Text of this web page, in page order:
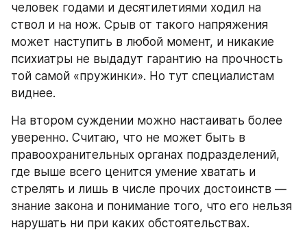
человек годами и десятилетиями ходил на
ствол и на нож. Срыв от такого напряжения
может наступить в любой момент, и никакие
психиатры не выдадут гарантию на прочность
той самой «пружинки». Но тут специалистам
виднее.
На втором суждении можно настаивать более
уверенно. Считаю, что не может быть в
правоохранительных органах подразделений,
где выше всего ценится умение хватать и
стрелять и лишь в числе прочих достоинств —
знание закона и понимание того, что его нельзя
нарушать ни при каких обстоятельствах.